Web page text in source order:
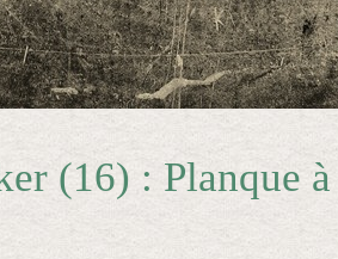
(16) : Planque à